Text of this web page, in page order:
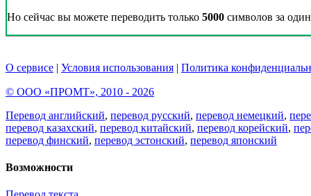
Но сейчас вы можете переводить только 5000 символов за
О сервисе | Условия использования | Политика
© ООО «ПРОМТ», 2010 - 2026
Перевод английский, перевод русский, перевод немецкий,
перевод казахский, перевод китайский, перевод корейский,
перевод финский, перевод эстонский, перевод японский
Возможности